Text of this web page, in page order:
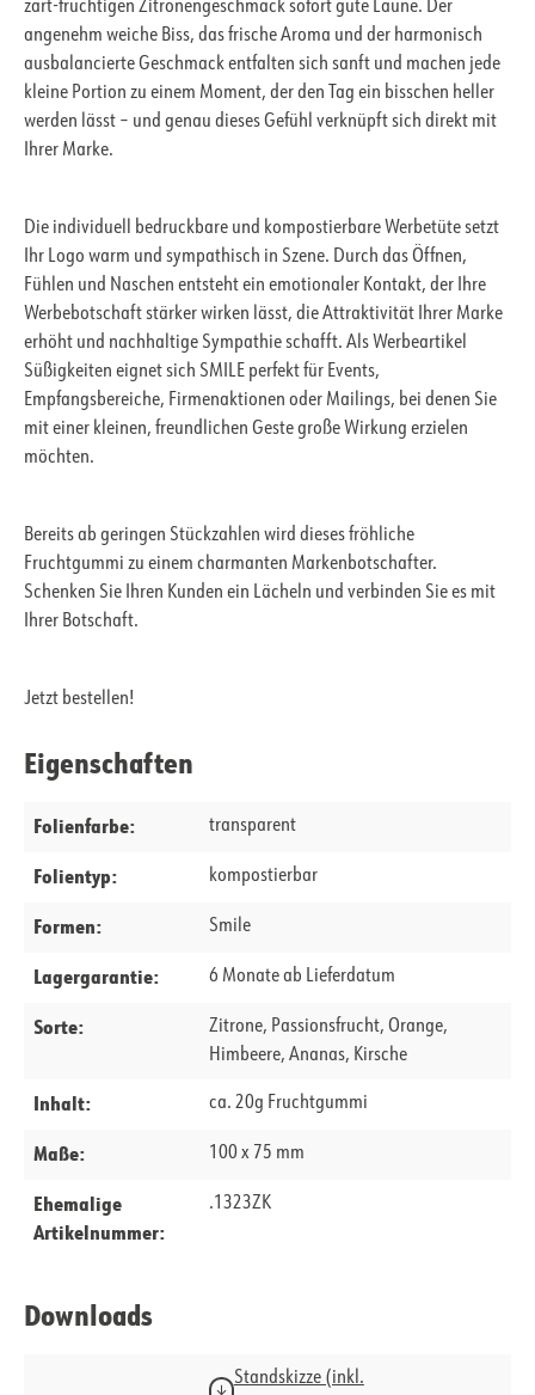
zart-fruchtigen Zitronengeschmack sofort gute Laune. Der
angenehm weiche Biss, das frische Aroma und der harmonisch
ausbalancierte Geschmack entfalten sich sanft und machen jede
kleine Portion zu einem Moment, der den Tag ein bisschen heller
werden lässt – und genau dieses Gefühl verknüpft sich direkt mit
Ihrer Marke.
Die individuell bedruckbare und kompostierbare Werbetüte setzt
Ihr Logo warm und sympathisch in Szene. Durch das Öffnen,
Fühlen und Naschen entsteht ein emotionaler Kontakt, der Ihre
Werbebotschaft stärker wirken lässt, die Attraktivität Ihrer Marke
erhöht und nachhaltige Sympathie schafft. Als Werbeartikel
Süßigkeiten eignet sich SMILE perfekt für Events,
Empfangsbereiche, Firmenaktionen oder Mailings, bei denen Sie
mit einer kleinen, freundlichen Geste große Wirkung erzielen
möchten.
Bereits ab geringen Stückzahlen wird dieses fröhliche
Fruchtgummi zu einem charmanten Markenbotschafter.
Schenken Sie Ihren Kunden ein Lächeln und verbinden Sie es mit
Ihrer Botschaft.
Jetzt bestellen!
Eigenschaften
Folienfarbe: transparent
Folientyp: kompostierbar
Formen: Smile
Lagergarantie: 6 Monate ab Lieferdatum
Sorte:
Zitrone, Passionsfrucht, Orange,
Himbeere, Ananas, Kirsche
Inhalt: ca. 20g Fruchtgummi
Maße: 100 x 75 mm
Ehemalige
Artikelnummer:
.1323ZK
Downloads
Standskizze (inkl.